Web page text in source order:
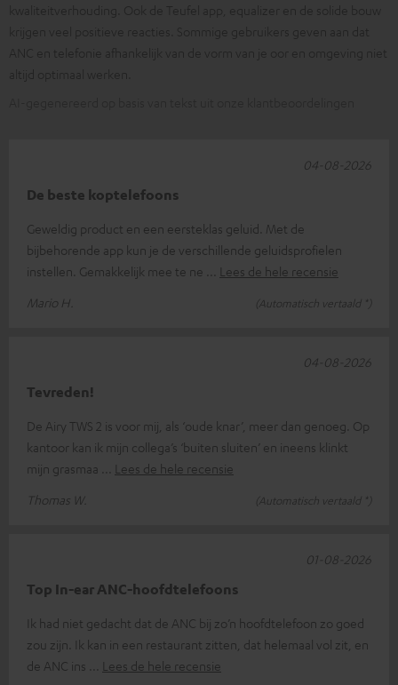
De beste koptelefoons
Geweldig product en een eersteklas geluid. Met de
bijbehorende app kun je de verschillende geluidsprofielen
instellen. Gemakkelijk mee te ne
Lees de hele recensie
Mario H.
(Automatisch vertaald *)
04-08-2026
Tevreden!
De Airy TWS 2 is voor mij, als ‘oude knar’, meer dan genoeg. Op
kantoor kan ik mijn collega’s ‘buiten sluiten’ en ineens klinkt
mijn grasmaa
Lees de hele recensie
Thomas W.
(Automatisch vertaald *)
04-08-2026
Top In-ear ANC-hoofdtelefoons
Ik had niet gedacht dat de ANC bij zo’n hoofdtelefoon zo goed
zou zijn. Ik kan in een restaurant zitten, dat helemaal vol zit, en
de ANC ins
Lees de hele recensie
01-08-2026